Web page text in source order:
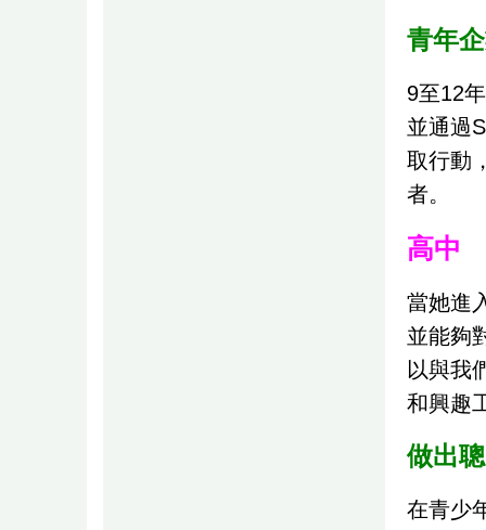
青年
9至12
並通過
取行動
者。
高中
當她進
並能夠
以與我
和興趣
做出
在青少